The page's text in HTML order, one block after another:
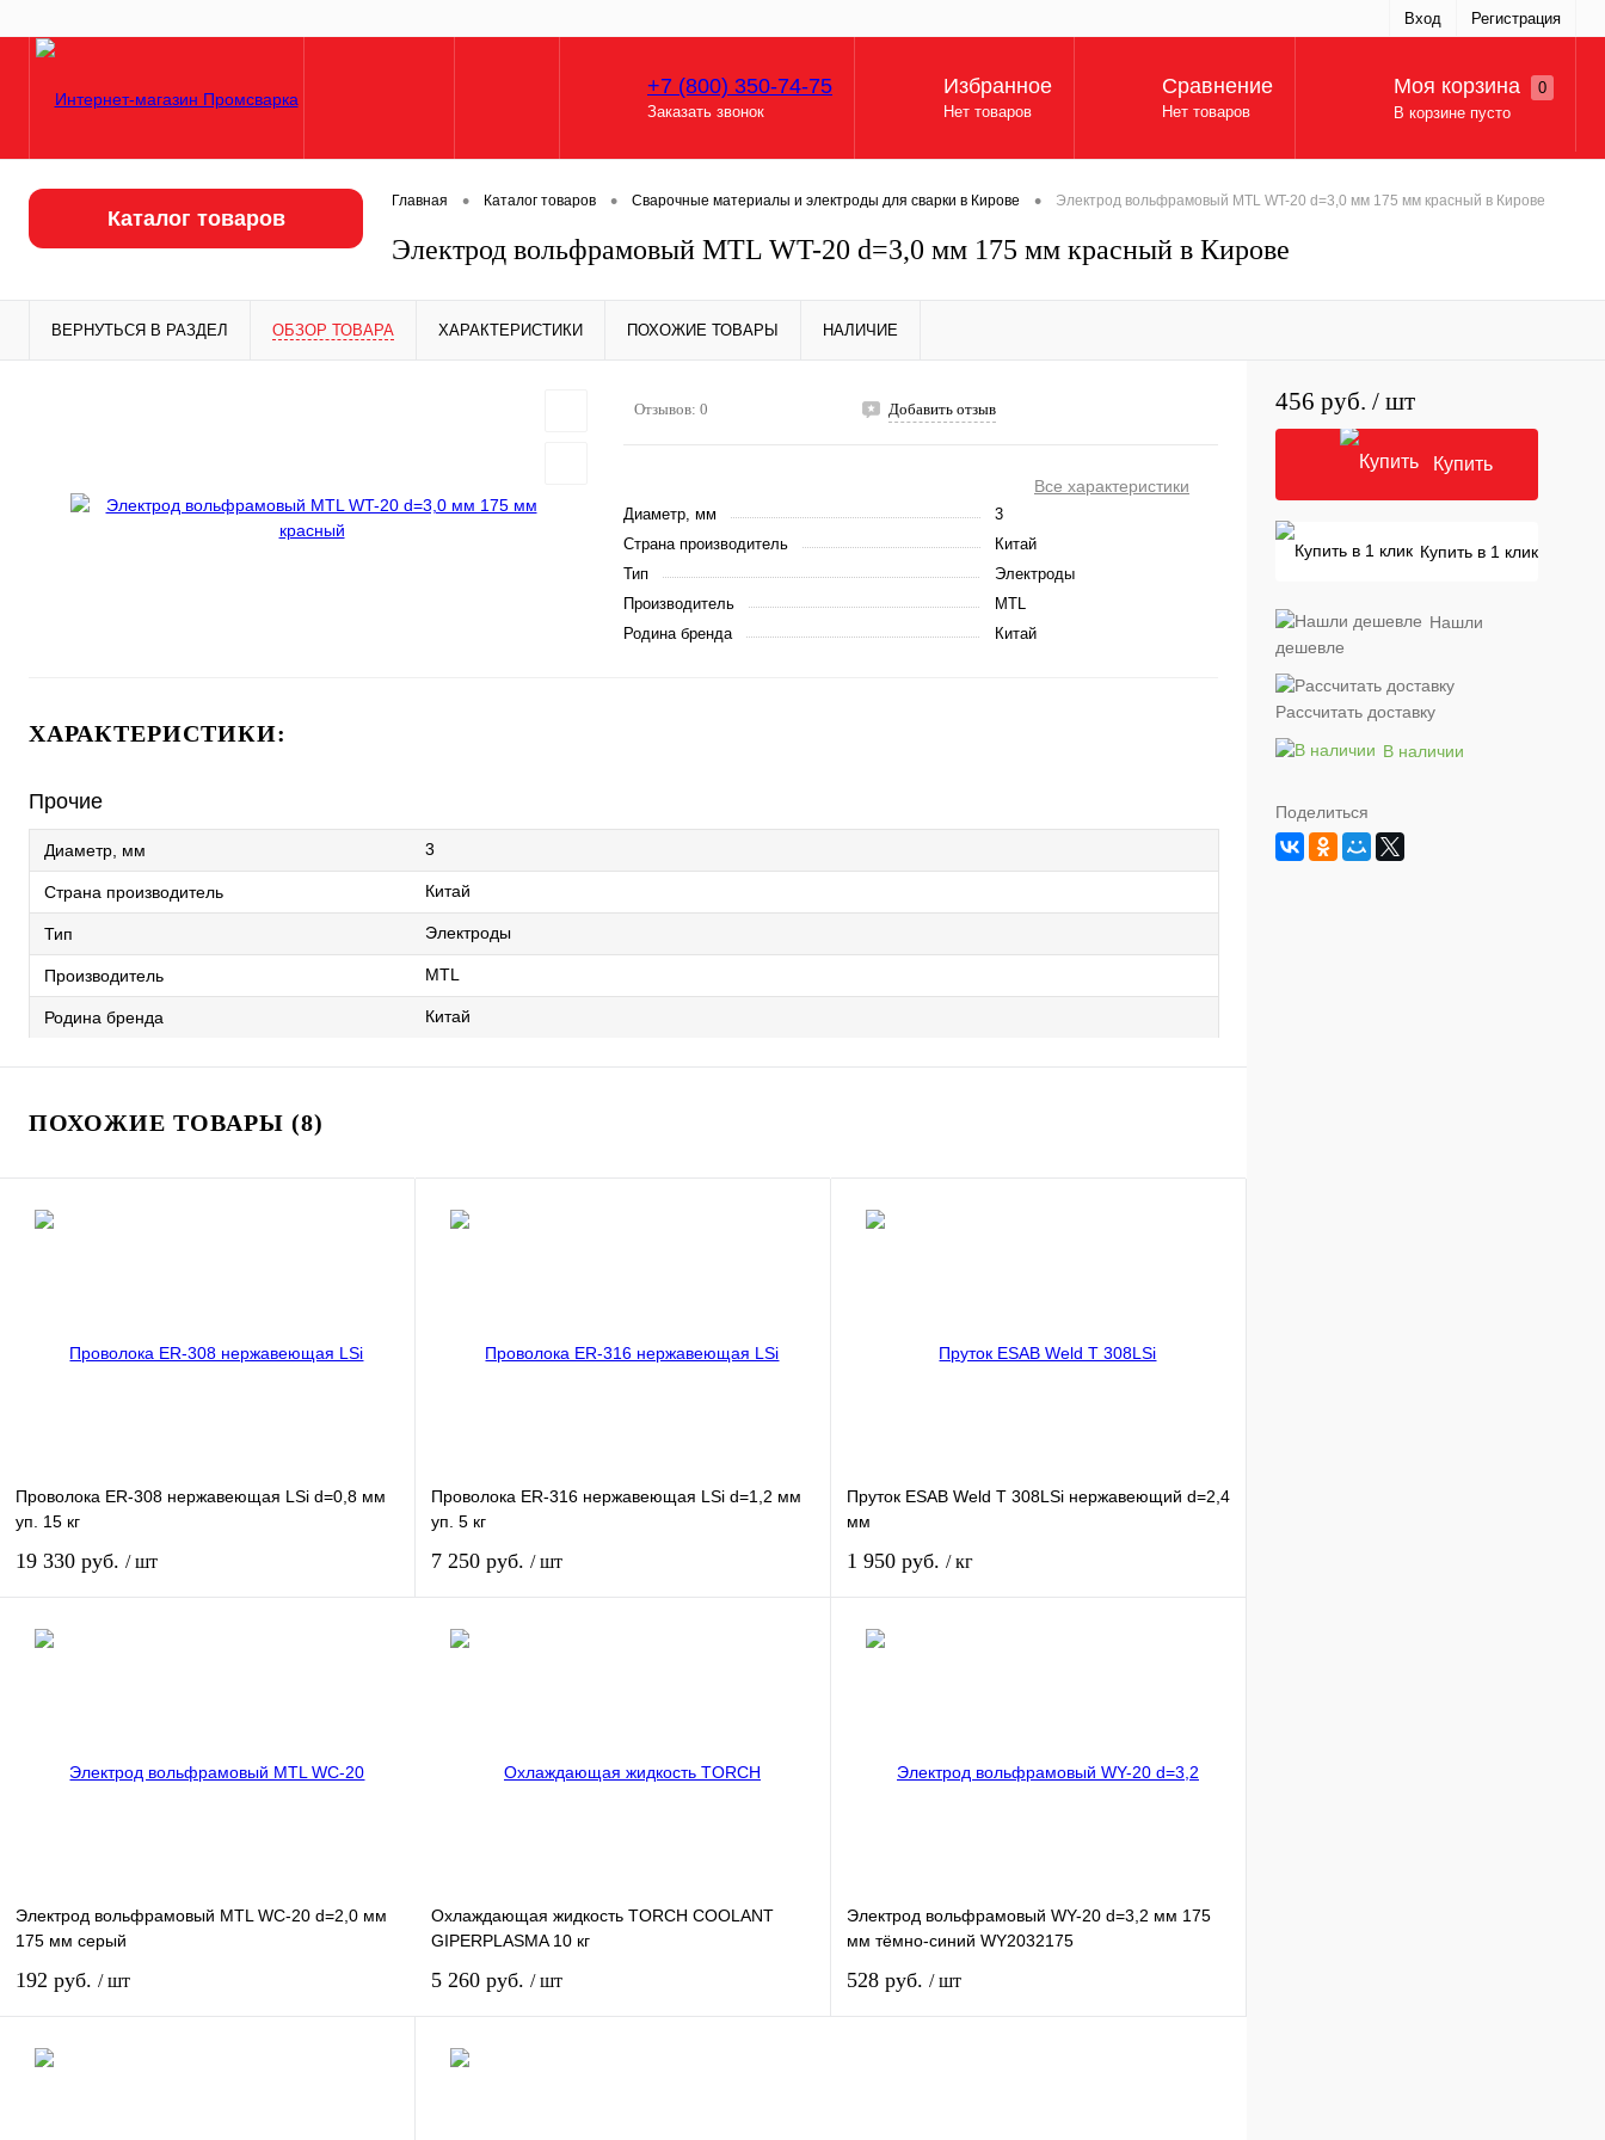
Вход Регистрация
+7 (800) 350-74-75
Заказать звонок
Избранное
Нет товаров
Сравнение
Нет товаров
Моя корзина
0
В корзине пусто
Каталог товаров
Главная • Каталог товаров • Сварочные материалы и электроды для сварки в Кирове • Электрод вольфрамовый MTL WT-20 d=3,0 мм 175 мм красный в Кирове
Электрод вольфрамовый MTL WT-20 d=3,0 мм 175 мм красный в Кирове
ВЕРНУТЬСЯ В РАЗДЕЛ ОБЗОР ТОВАРА ХАРАКТЕРИСТИКИ ПОХОЖИЕ ТОВАРЫ НАЛИЧИЕ
Отзывов: 0 Добавить отзыв
Все характеристики
Диаметр, мм
3
Страна производитель
Китай
Тип
Электроды
Производитель
MTL
Родина бренда
Китай
ХАРАКТЕРИСТИКИ:
Прочие
Диаметр, мм 3
Страна производитель Китай
Тип Электроды
Производитель MTL
Родина бренда Китай
ПОХОЖИЕ ТОВАРЫ (8)
Проволока ER-308 нержавеющая LSi d=0,8 мм
уп. 15 кг
19 330 руб. / шт
Проволока ER-316 нержавеющая LSi d=1,2 мм
уп. 5 кг
7 250 руб. / шт
Пруток ESAB Weld T 308LSi нержавеющий d=2,4
мм
1 950 руб. / кг
Электрод вольфрамовый MTL WC-20 d=2,0 мм
175 мм серый
192 руб. / шт
Охлаждающая жидкость TORCH COOLANT
GIPERPLASMA 10 кг
5 260 руб. / шт
Электрод вольфрамовый WY-20 d=3,2 мм 175
мм тёмно-синий WY2032175
528 руб. / шт
456 руб. / шт
Купить
Купить в 1 клик
Нашли
дешевле
Рассчитать доставку
В наличии
Поделиться